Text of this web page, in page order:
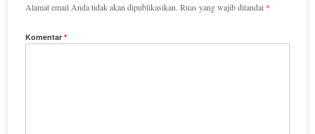
Alamat email Anda tidak akan dipublikasikan. Ruas yang wajib ditandai *
Komentar*